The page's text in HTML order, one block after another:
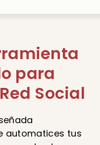
para
Social
automatices tus